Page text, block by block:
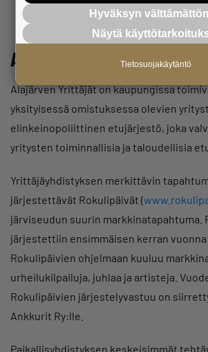
Alajärven Yrittäjät
Alajärven Yrittäjät on kaupungissa
yksityisessä omistuksessa olevien
elinkeinopoliittinen etujärjestö, joka
yritysten toiminnallisia ja taloudellisia
Yrittäjäyhdistyksen merkittävin
järjestettävät Rokulipäivät (
järviseudun suurin markkinatapahtuma.
järjestettiin ensimmäisen kerran vuonna
Rokulipäivien ohjelmaan kuuluu
urheilukilpailuja, juhlaa ja artisteja.
Rokulipäivien järjestelyvastuu on
Ankkurit Ry:lle.
Paikallisyhdistyksen keskeisimmät
Hyväksyn
Näytä
Tietosuojakäytäntö